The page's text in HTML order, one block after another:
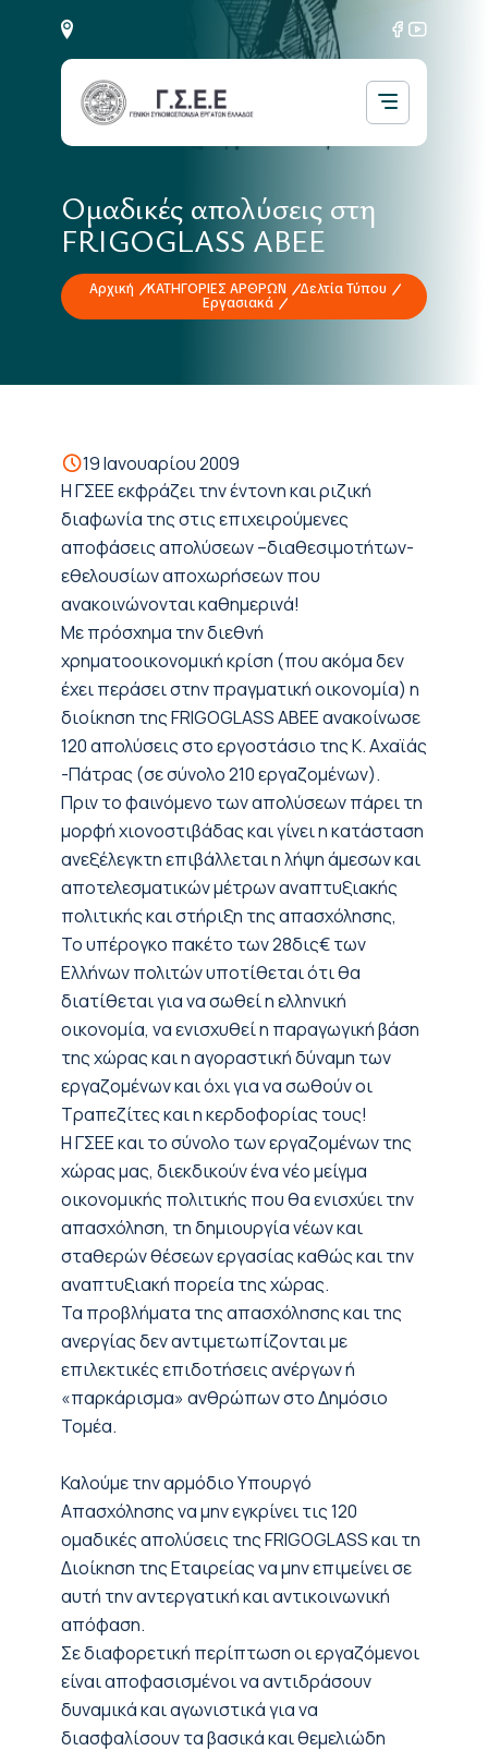
Ομαδικές απολύσεις στη
FRIGOGLASS ΑΒΕΕ
Αρχική ΚΑΤΗΓΟΡΙΕΣ ΑΡΘΡΩΝ
Δελτία Τύπου
Εργασιακά
19 Ιανουαρίου 2009
Η ΓΣΕΕ εκφράζει την έντονη και ριζική
διαφωνία της στις επιχειρούμενες
αποφάσεις απολύσεων –διαθεσιμοτήτων-
εθελουσίων αποχωρήσεων που
ανακοινώνονται καθημερινά!
Με πρόσχημα την διεθνή
χρηματοοικονομική κρίση (που ακόμα δεν
έχει περάσει στην πραγματική οικονομία) η
διοίκηση της FRIGOGLASS ΑΒΕΕ ανακοίνωσε
120 απολύσεις στο εργοστάσιο της Κ. Αχαϊάς
-Πάτρας (σε σύνολο 210 εργαζομένων).
Πριν το φαινόμενο των απολύσεων πάρει τη
μορφή χιονοστιβάδας και γίνει η κατάσταση
ανεξέλεγκτη επιβάλλεται η λήψη άμεσων και
αποτελεσματικών μέτρων αναπτυξιακής
πολιτικής και στήριξη της απασχόλησης,
Το υπέρογκο πακέτο των 28δις€ των
Ελλήνων πολιτών υποτίθεται ότι θα
διατίθεται για να σωθεί η ελληνική
οικονομία, να ενισχυθεί η παραγωγική βάση
της χώρας και η αγοραστική δύναμη των
εργαζομένων και όχι για να σωθούν οι
Τραπεζίτες και η κερδοφορίας τους!
Η ΓΣΕΕ και το σύνολο των εργαζομένων της
χώρας μας, διεκδικούν ένα νέο μείγμα
οικονομικής πολιτικής που θα ενισχύει την
απασχόληση, τη δημιουργία νέων και
σταθερών θέσεων εργασίας καθώς και την
αναπτυξιακή πορεία της χώρας.
Τα προβλήματα της απασχόλησης και της
ανεργίας δεν αντιμετωπίζονται με
επιλεκτικές επιδοτήσεις ανέργων ή
«παρκάρισμα» ανθρώπων στο Δημόσιο
Τομέα.
Καλούμε την αρμόδιο Υπουργό
Απασχόλησης να μην εγκρίνει τις 120
ομαδικές απολύσεις της FRIGOGLASS και τη
Διοίκηση της Εταιρείας να μην επιμείνει σε
αυτή την αντεργατική και αντικοινωνική
απόφαση.
Σε διαφορετική περίπτωση οι εργαζόμενοι
είναι αποφασισμένοι να αντιδράσουν
δυναμικά και αγωνιστικά για να
διασφαλίσουν τα βασικά και θεμελιώδη